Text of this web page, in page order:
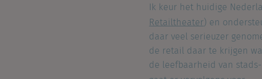
Ik keur het huidige
Retailtheater) en
daar veel serieuzer
de retail daar te krijgen
de leefbaarheid van